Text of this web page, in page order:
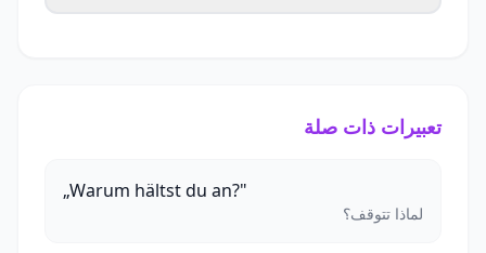
تعبيرات ذات صلة
„Warum hältst du an?"
لماذا تتوقف؟